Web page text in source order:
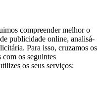
compreender melhor o
publicidade online, analisá-
Para isso, cruzamos os
com os seguintes
os seus serviços: